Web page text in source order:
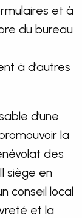
et à
du bureau
à d’autres
d’une
la
des
siège en
conseil local
et la